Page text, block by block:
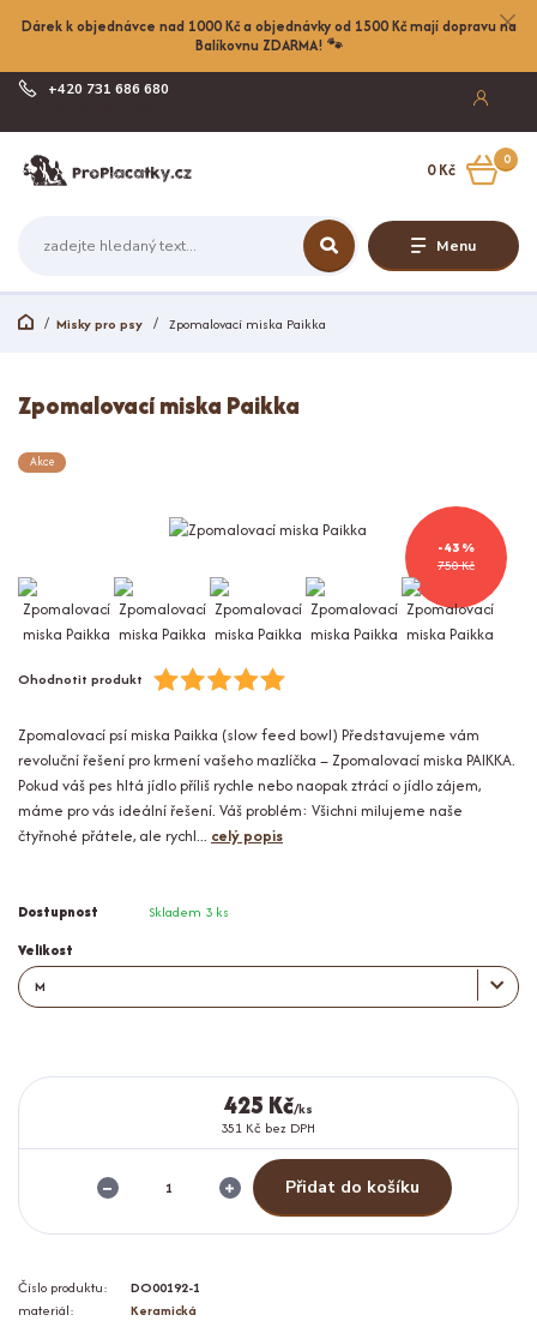
Dárek k objednávce nad 1000 Kč a objednávky od 1500 Kč mají dopravu na
Balíkovnu ZDARMA! 🐾
Menu
+420 731 686 680
0
0 Kč
Misky pro psy Zpomalovací miska Paikka
Zpomalovací miska Paikka
Akce
750 Kč
- 43 %
Ohodnotit produkt
Zpomalovací psí miska Paikka (slow feed bowl) Představujeme vám
revoluční řešení pro krmení vašeho mazlíčka – Zpomalovací miska PAIKKA.
Pokud váš pes hltá jídlo příliš rychle nebo naopak ztrácí o jídlo zájem,
máme pro vás ideální řešení. Váš problém: Všichni milujeme naše
čtyřnohé přátele, ale rychl... celý popis
Dostupnost Skladem 3 ks
Velikost
425 Kč/ks
351 Kč bez DPH
Přidat do košíku
Číslo produktu:
DO00192-1
materiál:
Keramická